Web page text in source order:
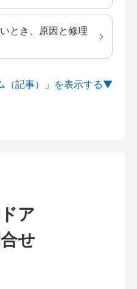
とき、原因と修理
（記事）」を
ア
せ